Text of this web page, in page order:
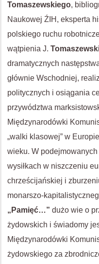
Tomaszewskiego,
Naukowej ŹIH, eksperta
polskiego ruchu
wątpienia J.
dramatycznych
głównie Wschodniej,
politycznych i osiągania
przywództwa
Międzynarodówki
„walki klasowej” w
wieku. W
wysiłkach w niszczeniu
chrześcijańskiej i
monarszo-
„Pamięć…” dużo wie o
żydowskich i świadomy
Międzynarodówki
żydowskiego za